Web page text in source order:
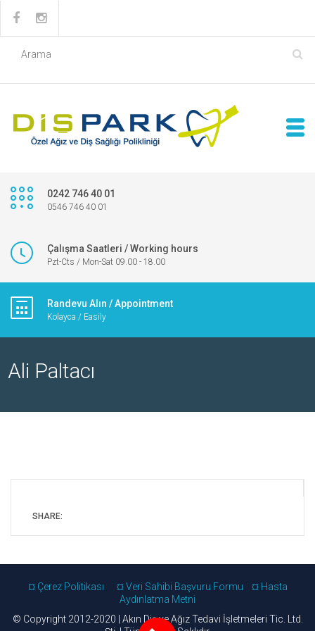
0242 746 40 01
0546 746 40 01
Çalışma Saatleri / Working hours
Pzt-Cts / Mon-Sat 09.00 - 18.00
Randevu Alın / Appointment
Kolayca / Easily
Ali Paltacı
SHARE:
¤ Çerez Politikası ¤ Veri Sahibi Başvuru Formu
¤ Hasta
Aydınlatma Metni
© Copyright 2012-2020 | Akın Diş ve Ağız Tedavi İşletmeleri Tic. Ltd.